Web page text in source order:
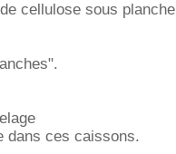
cellulose sous
dans ces caissons.